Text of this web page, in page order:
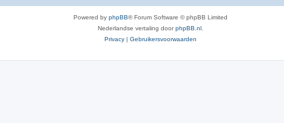
Powered by phpBB® Forum Software © phpBB Limited
Nederlandse vertaling doorphpBB.nl
Privacy | Gebruikersvoorwaarden